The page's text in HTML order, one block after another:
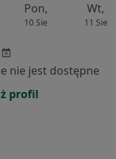
Pon,
10 Sie
Wt,
11 Sie
nie jest dostępne
profil